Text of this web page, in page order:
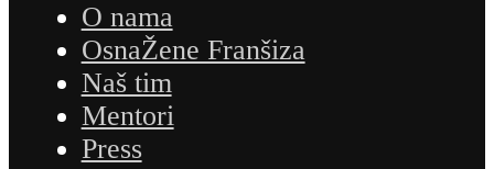
O nama
OsnaŽene Franšiza
Naš tim
Mentori
Press